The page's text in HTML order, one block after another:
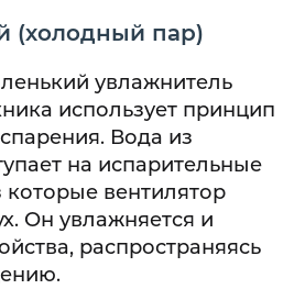
(холодный пар)
увлажнитель
использует принцип
Вода из
на испарительные
которые вентилятор
Он увлажняется и
распространяясь